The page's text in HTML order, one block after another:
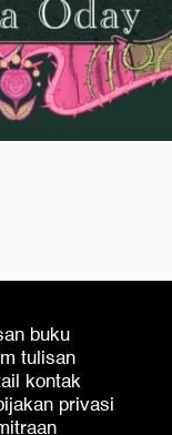
buku
tulisan
kontak
privasi